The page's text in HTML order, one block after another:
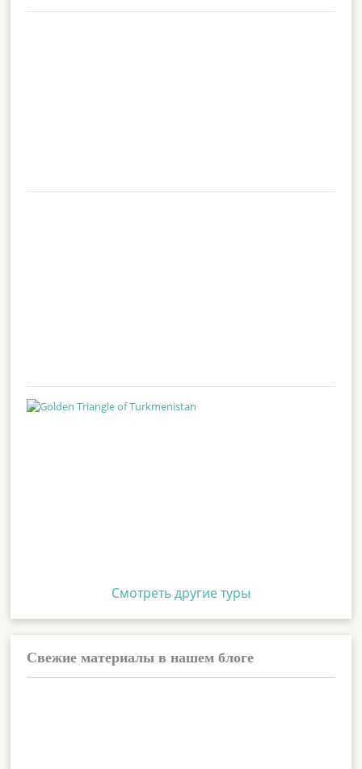
Смотреть другие туры
Свежие материалы в нашем блоге